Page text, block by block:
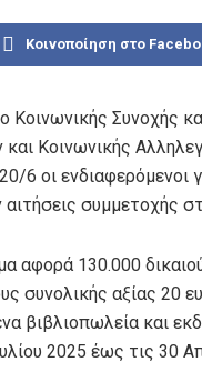
Κοινοποίηση στο
Κοινωνικής Συνοχής
και Κοινωνικής
6 οι
αιτήσεις συμμετοχής
αφορά 130.000
συνολικής αξίας 20
βιβλιοπωλεία και
2025 έως τις 30